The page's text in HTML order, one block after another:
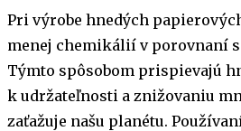
Pri výrobe hnedých
menej chemikálií v porovnaní
Týmto spôsobom prispievajú
k udržateľnosti a znižovaniu
zaťažuje našu planétu.